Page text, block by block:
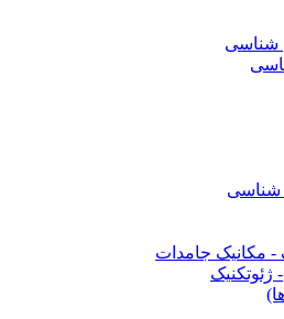
شناسی
- مکانیک جامدات